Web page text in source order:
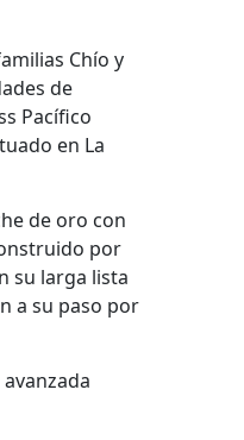
Chío y
de
Pacífico
en La
de oro con
por
su larga lista
a su paso por